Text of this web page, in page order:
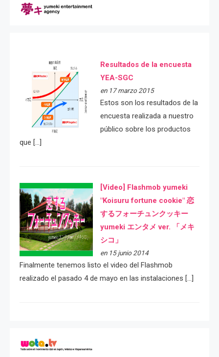
Resultados de la encuesta
YEA-SGC
en 17 marzo 2015
Estos son los resultados de la
encuesta realizada a nuestro
público sobre los productos
que […]
[Video] Flashmob yumeki
"Koisuru fortune cookie" 恋
するフォーチュンクッキー
yumeki エンタメ ver. 「メキ
シコ」
en 15 junio 2014
Finalmente tenemos listo el video del Flashmob
realizado el pasado 4 de mayo en las instalaciones […]